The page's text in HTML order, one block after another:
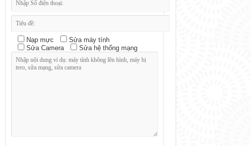
Nạp mực
Sửa máy tính
Sửa Camera
Sửa hệ thống mạng